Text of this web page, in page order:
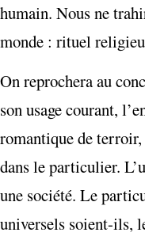
humain. Nous ne
monde : rituel
On reprochera au
son usage courant,
romantique de
dans le particulier.
une société. Le
universels soient-ils,